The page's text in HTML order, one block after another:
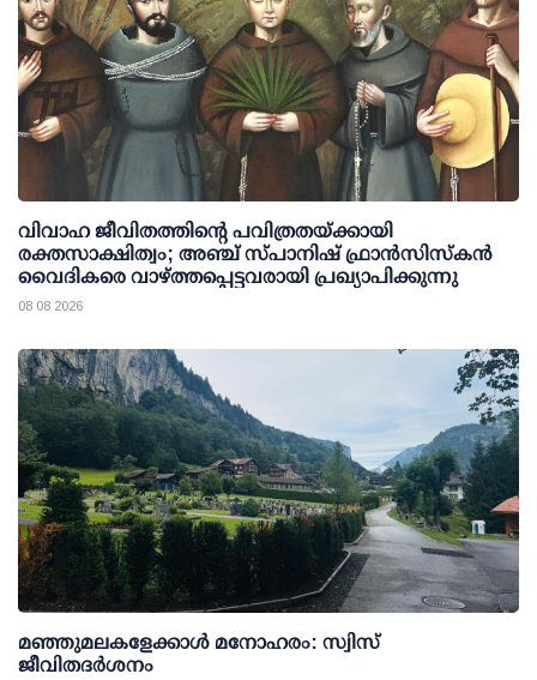
വിവാഹ ജീവിതത്തിന്റെ പവിത്രതയ്ക്കായി
രക്തസാക്ഷിത്വം; അഞ്ച് സ്പാനിഷ് ഫ്രാന്‍സിസ്‌കന്‍
വൈദികരെ വാഴ്ത്തപ്പെട്ടവരായി പ്രഖ്യാപിക്കുന്നു
08 08 2026
മഞ്ഞുമലകളേക്കാൾ മനോഹരം: സ്വിസ്
ജീവിതദർശനം